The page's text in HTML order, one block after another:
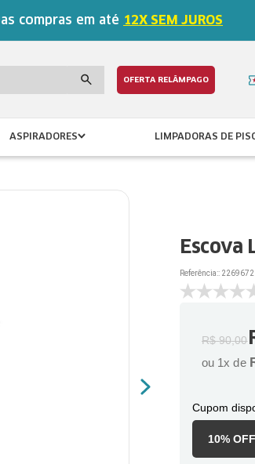
compras em até 12X SEM JUROS
OFERTA RELÂMPAGO
ASPIRADORES LIMPADORAS DE
Escova
Referência::
R$ 90,00
ou 1x de
Cupom
10%